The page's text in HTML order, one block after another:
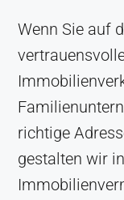
Wenn Sie auf
richtige
gestalten wir